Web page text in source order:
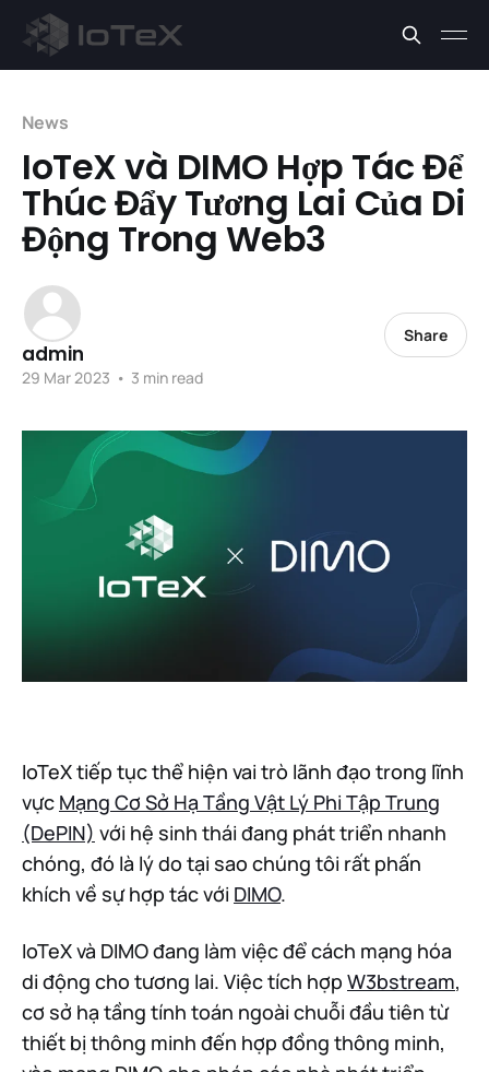
News
IoTeX và DIMO Hợp Tác Để
Thúc Đẩy Tương Lai Của Di
Động Trong Web3
admin
29 Mar 2023 • 3 min read
Share
IoTeX tiếp tục thể hiện vai trò lãnh đạo trong lĩnh
vực Mạng Cơ Sở Hạ Tầng Vật Lý Phi Tập Trung
(DePIN) với hệ sinh thái đang phát triển nhanh
chóng, đó là lý do tại sao chúng tôi rất phấn
khích về sự hợp tác với DIMO.
IoTeX và DIMO đang làm việc để cách mạng hóa
di động cho tương lai. Việc tích hợp W3bstream,
cơ sở hạ tầng tính toán ngoài chuỗi đầu tiên từ
thiết bị thông minh đến hợp đồng thông minh,